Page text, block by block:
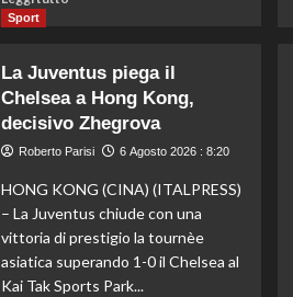
Darderi
agli
ottavi
Masters
1000
Montreal,
Shang
battuto
in
Sport
La Juventus piega il
Chelsea a Hong Kong,
decisivo Zhegrova
Roberto Parisi 6 Agosto 2026 : 8:20
HONG KONG (CINA) (ITALPRESS)
– La Juventus chiude con una
vittoria di prestigio la tournèe
asiatica superando 1-0 il Chelsea al
Kai Tak Sports Park...